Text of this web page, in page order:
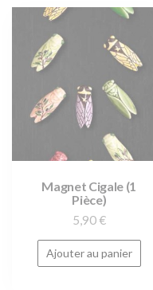
Magnet Cigale (1
Pièce)
5,90 €
Ajouter au panier